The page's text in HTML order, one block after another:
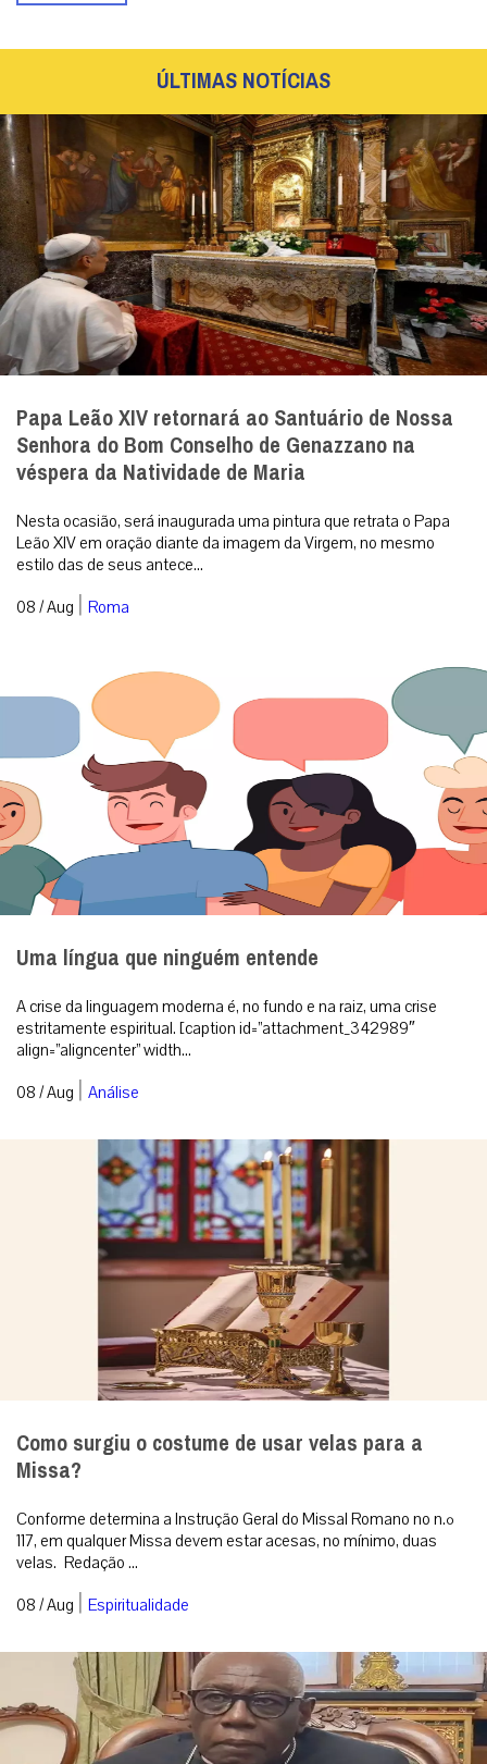
ÚLTIMAS NOTÍCIAS
Papa Leão XIV retornará ao Santuário de Nossa
Senhora do Bom Conselho de Genazzano na
véspera da Natividade de Maria
Nesta ocasião, será inaugurada uma pintura que retrata o Papa
Leão XIV em oração diante da imagem da Virgem, no mesmo
estilo das de seus antece...
08 / Aug | Roma
Uma língua que ninguém entende
A crise da linguagem moderna é, no fundo e na raiz, uma crise
estritamente espiritual. [caption id=”attachment_342989″
align=”aligncenter” width...
08 / Aug | Análise
Como surgiu o costume de usar velas para a
Missa?
Conforme determina a Instrução Geral do Missal Romano no n.º
117, em qualquer Missa devem estar acesas, no mínimo, duas
velas. Redação ...
08 / Aug | Espiritualidade